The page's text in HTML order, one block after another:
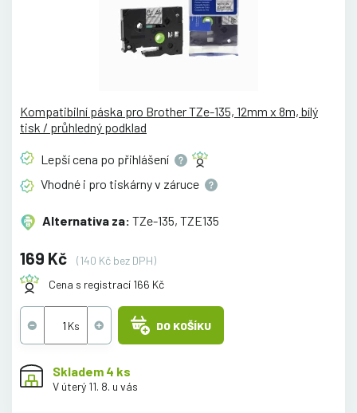
Kompatibilní páska pro Brother TZe-135, 12mm x 8m, bílý
tisk / průhledný podklad
Lepší cena po přihlášení
Vhodné i pro tiskárny v záruce
Alternativa za: TZe-135, TZE135
169 Kč
(140 Kč bez DPH)
Cena s registrací 166 Kč
DO KOŠÍKU
Skladem 4 ks
V úterý 11. 8. u vás